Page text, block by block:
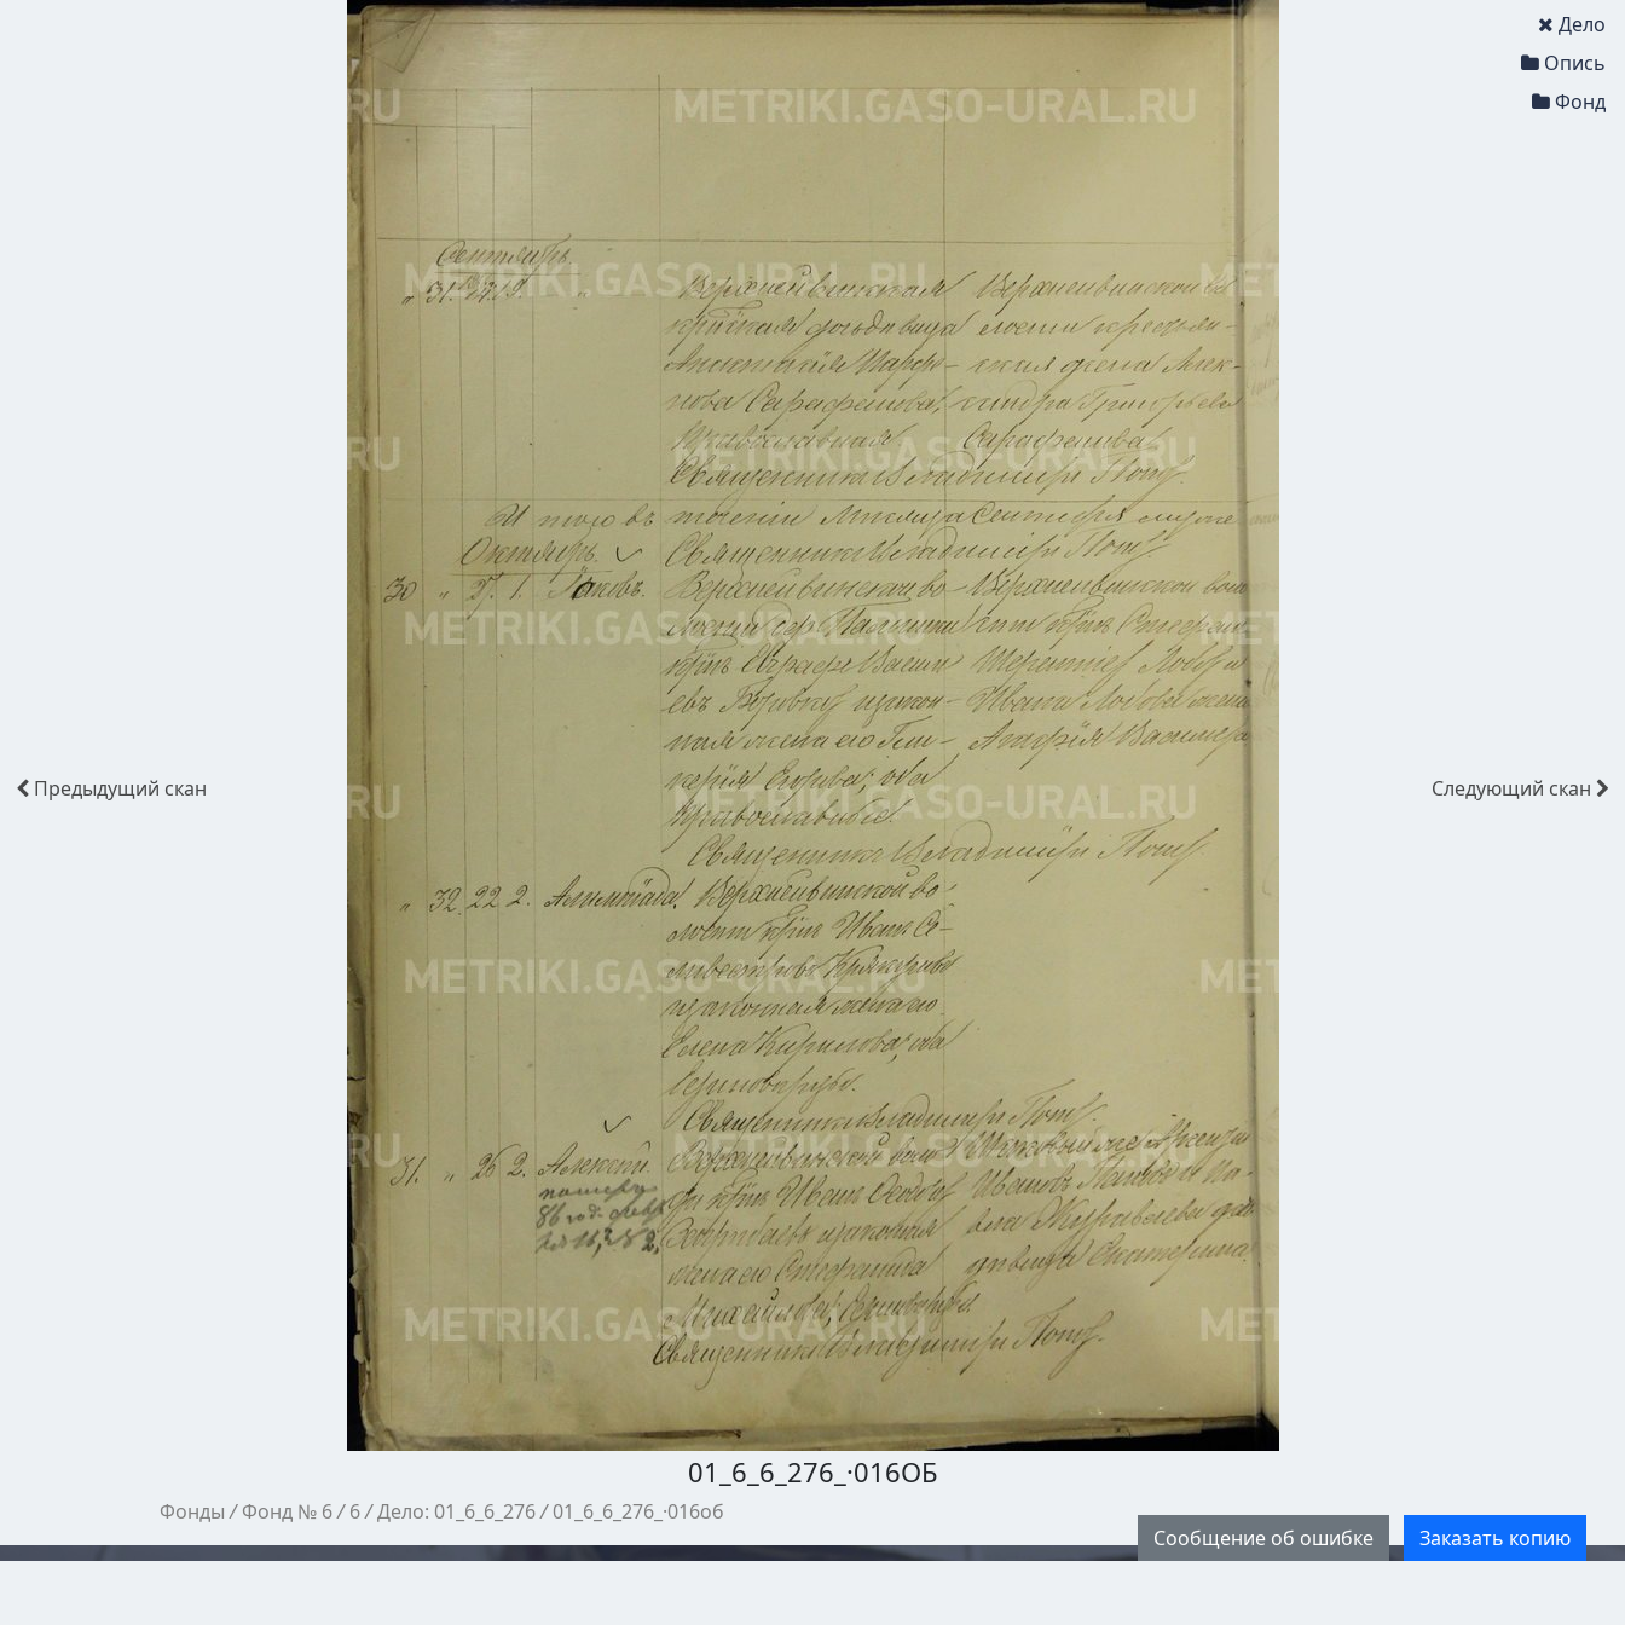
Дело
Опись
Фонд
Предыдущий скан Следующий скан
01_6_6_276_·016ОБ
Фонды / Фонд № 6/ 6/Дело: 01_6_6_276/ 01_6_6_276_·016об
Сообщение об ошибке
Заказать копию